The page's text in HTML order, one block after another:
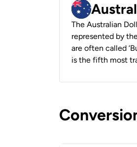
The Australian
represented by
are often called
is the fifth most